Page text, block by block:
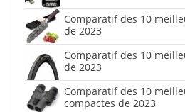
Comparatif des 10
de 2023
Comparatif des 10
de 2023
Comparatif des 10
compactes de 2023